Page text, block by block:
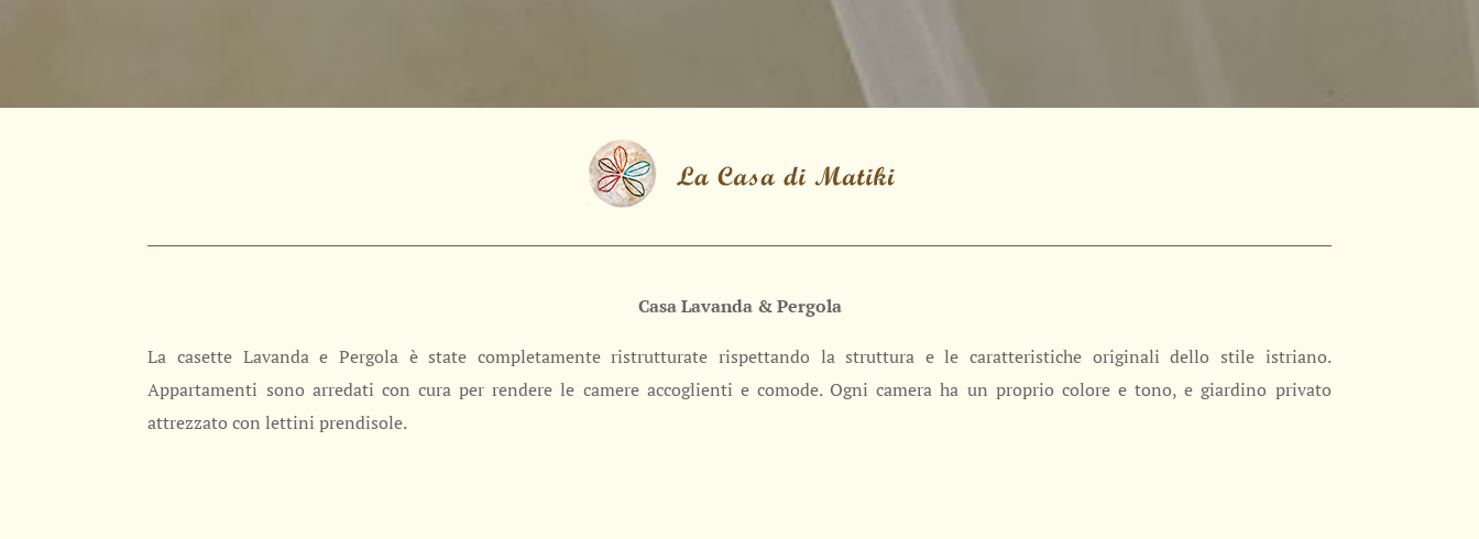
Casa Lavanda & Pergola
La casette Lavanda e Pergola è state completamente ristrutturate rispettando la struttura e le caratteristiche originali dello stile istriano.
Appartamenti sono arredati con cura per rendere le camere accoglienti e comode. Ogni camera ha un proprio colore e tono, e giardino privato
attrezzato con lettini prendisole.